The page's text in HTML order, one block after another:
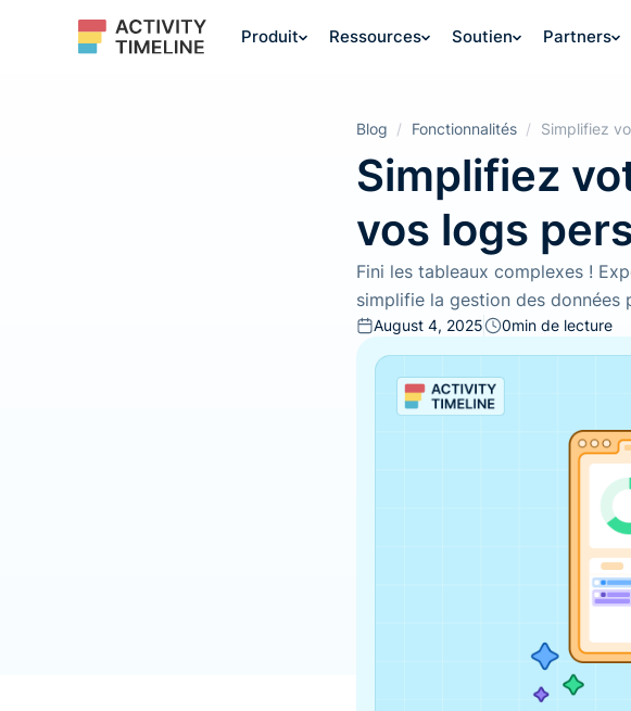
Produit Ressources Soutien Partners
Blog / Fonctionnalités / Simplifiez
Simplifiez
vos logs
Fini les tableaux complexes !
simplifie la gestion des données
August 4, 2025 0min de lecture